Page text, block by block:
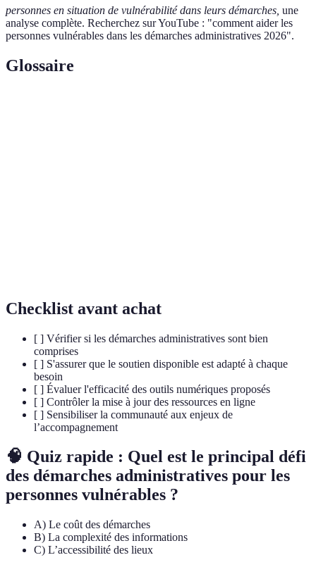
personnes en situation de vulnérabilité dans leurs démarches, une
analyse complète. Recherchez sur YouTube : "comment aider les
personnes vulnérables dans les démarches administratives 2026".
Glossaire
Checklist avant achat
[ ] Vérifier si les démarches administratives sont bien
comprises
[ ] S'assurer que le soutien disponible est adapté à chaque
besoin
[ ] Évaluer l'efficacité des outils numériques proposés
[ ] Contrôler la mise à jour des ressources en ligne
[ ] Sensibiliser la communauté aux enjeux de
l’accompagnement
🧠 Quiz rapide : Quel est le principal défi
des démarches administratives pour les
personnes vulnérables ?
A) Le coût des démarches
B) La complexité des informations
C) L’accessibilité des lieux